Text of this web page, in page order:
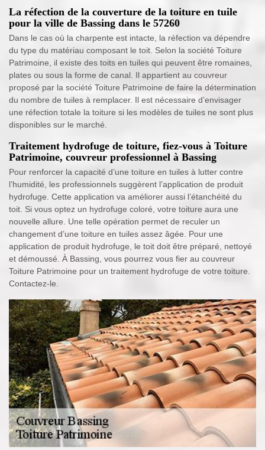
La réfection de la couverture de la toiture en tuile
pour la ville de Bassing dans le 57260
Dans le cas où la charpente est intacte, la réfection va dépendre
du type du matériau composant le toit. Selon la société Toiture
Patrimoine, il existe des toits en tuiles qui peuvent être romaines,
plates ou sous la forme de canal. Il appartient au couvreur
proposé par la société Toiture Patrimoine de faire la détermination
du nombre de tuiles à remplacer. Il est nécessaire d’envisager
une réfection totale la toiture si les modèles de tuiles ne sont plus
disponibles sur le marché.
Traitement hydrofuge de toiture, fiez-vous à Toiture
Patrimoine, couvreur professionnel à Bassing
Pour renforcer la capacité d’une toiture en tuiles à lutter contre
l’humidité, les professionnels suggèrent l’application de produit
hydrofuge. Cette application va améliorer aussi l’étanchéité du
toit. Si vous optez un hydrofuge coloré, votre toiture aura une
nouvelle allure. Une telle opération permet de reculer un
changement d’une toiture en tuiles assez âgée. Pour une
application de produit hydrofuge, le toit doit être préparé, nettoyé
et démoussé. À Bassing, vous pourrez vous fier au couvreur
Toiture Patrimoine pour un traitement hydrofuge de votre toiture.
Contactez-le.